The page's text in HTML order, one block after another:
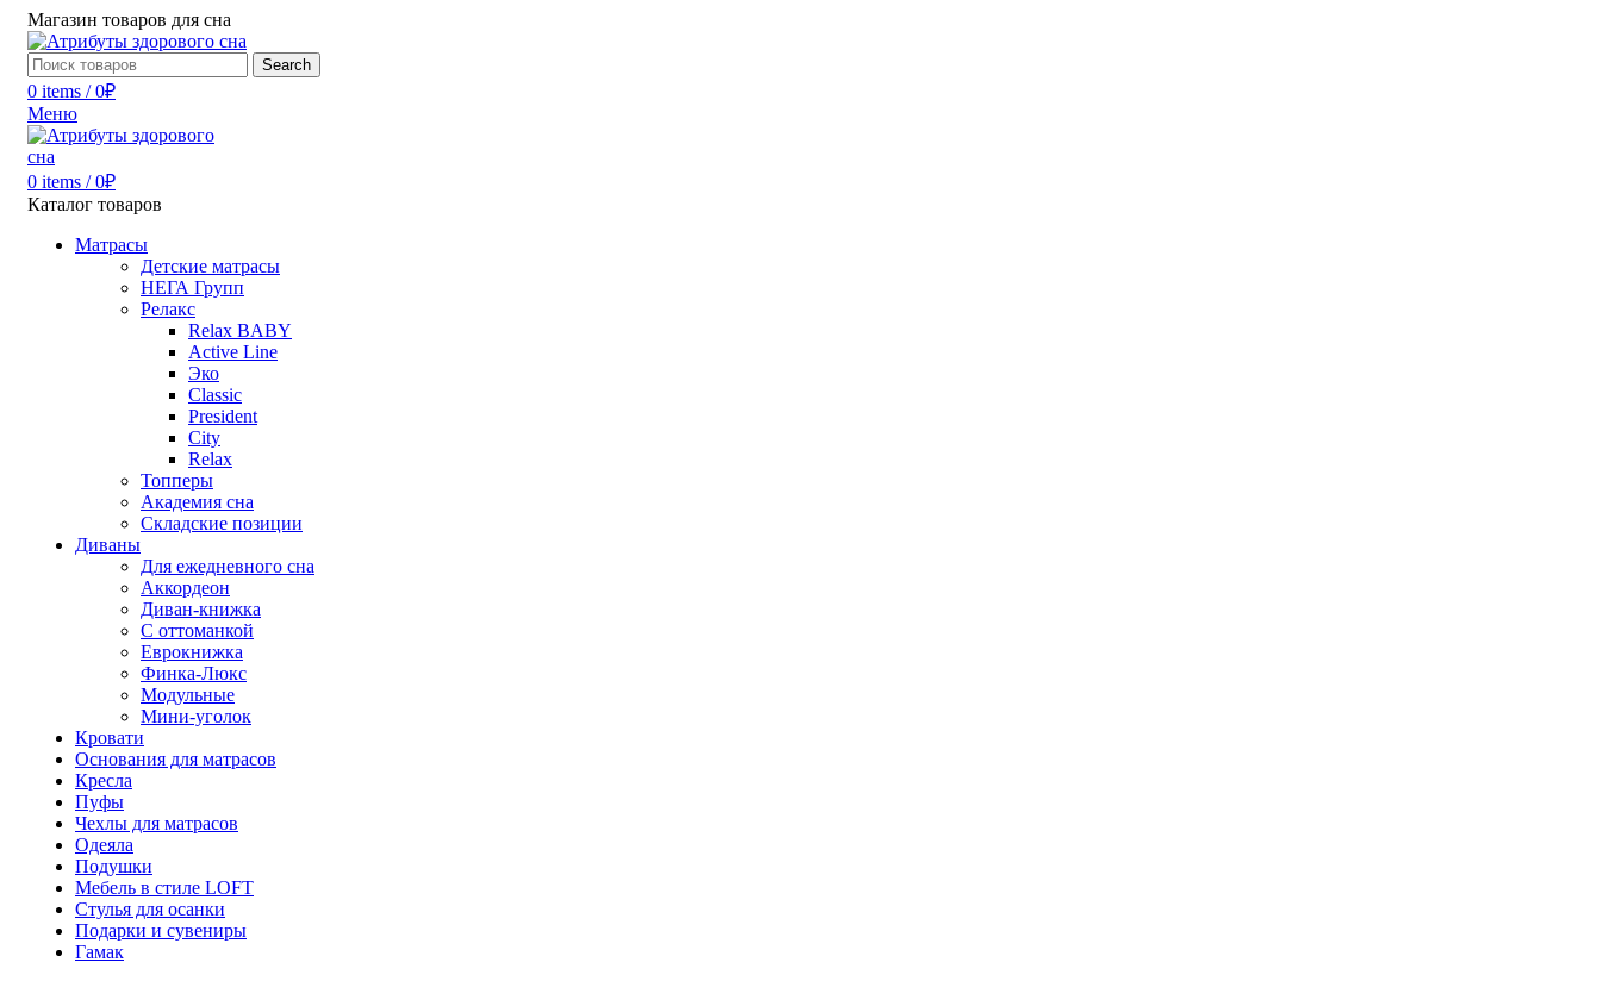
Магазин товаров для сна
Search
0 items / 0₽
Меню
0 items / 0₽
Каталог товаров
Матрасы
Детские матрасы
НЕГА Групп
Релакс
Relax BABY
Active Line
Эко
Classic
President
City
Relax
Топперы
Академия сна
Складские позиции
Диваны
Для ежедневного сна
Аккордеон
Диван-книжка
С оттоманкой
Еврокнижка
Финка-Люкс
Модульные
Мини-уголок
Кровати
Основания для матрасов
Кресла
Пуфы
Чехлы для матрасов
Одеяла
Подушки
Мебель в стиле LOFT
Стулья для осанки
Подарки и сувениры
Гамак